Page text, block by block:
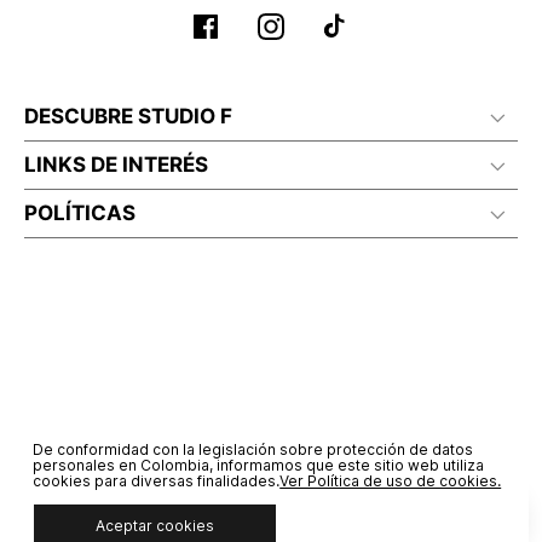
DESCUBRE STUDIO F
LINKS DE INTERÉS
POLÍTICAS
De conformidad con la legislación sobre protección de datos
personales en Colombia, informamos que este sitio web utiliza
cookies para diversas finalidades.Ver Política de uso de cookies.
Aceptar cookies